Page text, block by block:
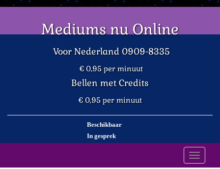
Mediums nu Online
Voor Nederland 0909-8335
€ 0,95 per minuut
Bellen met Credits
€ 0,95 per minuut
Beschikbaar
In gesprek
Toggle